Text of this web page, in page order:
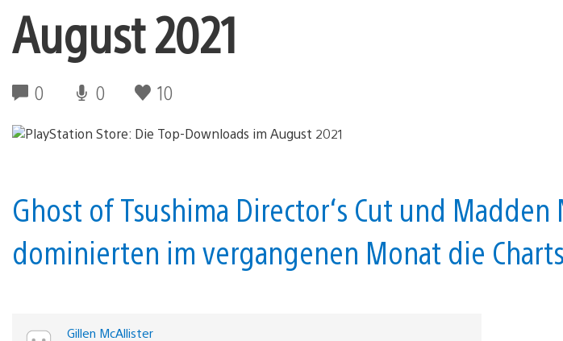
August 2021
0 0 10
Ghost of Tsushima Director‘s Cut und Madden
dominierten im vergangenen Monat die Charts
Gillen McAllister